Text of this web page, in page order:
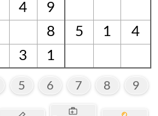
4
9
8
5 1
4
3 1
5 6 7 8 9